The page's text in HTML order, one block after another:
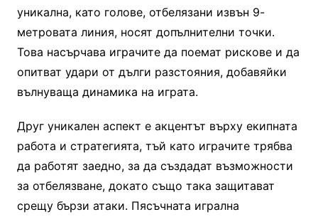
уникална, като голове, отбелязани извън 9-
метровата линия, носят допълнителни точки.
Това насърчава играчите да поемат рискове и да
опитват удари от дълги разстояния, добавяйки
вълнуваща динамика на играта.
Друг уникален аспект е акцентът върху екипната
работа и стратегията, тъй като играчите трябва
да работят заедно, за да създадат възможности
за отбелязване, докато също така защитават
срещу бързи атаки. Пясъчната игрална